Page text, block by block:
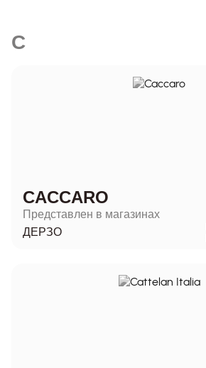
C
CACCARO
Представлен в магазинах
ДЕРЗО